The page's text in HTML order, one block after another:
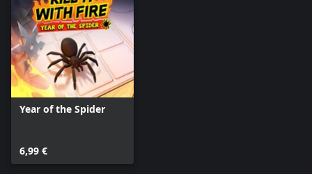
Year of the Spider
6,99 €